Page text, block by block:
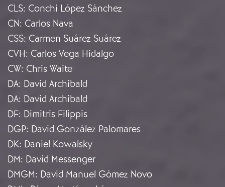
CLS: Conchi López Sánchez
CN: Carlos Nava
CSS: Carmen Suárez Suárez
CVH: Carlos Vega Hidalgo
CW: Chris Waite
DA: David Archibald
DA: David Archibald
DF: Dimitris Filippis
DGP: David González Palomares
DK: Daniel Kowalsky
DM: David Messenger
DMGM: David Manuel Gómez Novo